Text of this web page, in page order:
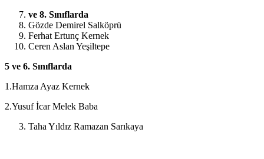
ve 8. Sınıflarda
Gözde Demirel Salköprü
⁠Ferhat Ertunç Kernek
⁠Ceren Aslan Yeşiltepe
5 ve 6. Sınıflarda
1.Hamza Ayaz Kernek
2.Yusuf İcar Melek Baba
Taha Yıldız Ramazan Sarıkaya